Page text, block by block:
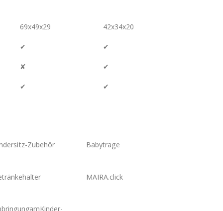
69x49x29 42x34x20
✔ ✔
✘ ✔
✔ ✔
Zubehör Babytrage
MAIRA.click